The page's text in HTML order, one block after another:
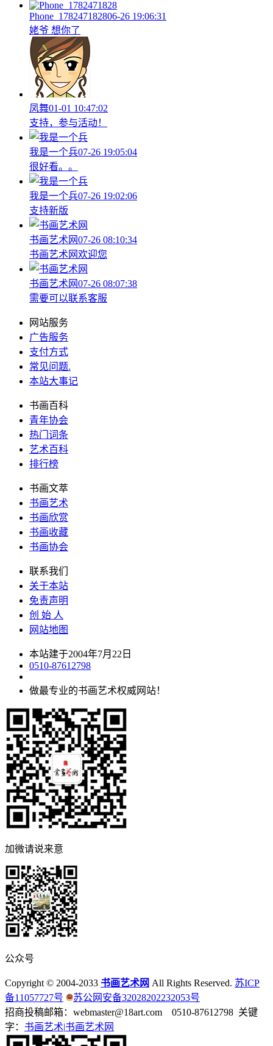
Phone_178247182806-26 19:06:31
姥爷 想你了
凤舞01-01 10:47:02
支持，参与活动！
我是一个兵07-26 19:05:04
很好看。。
我是一个兵07-26 19:02:06
支持新版
书画艺术网07-26 08:10:34
书画艺术网欢迎您
书画艺术网07-26 08:07:38
需要可以联系客服
网站服务
广告服务
支付方式
常见问题.
本站大事记
书画百科
青年协会
热门词条
艺术百科
排行榜
书画文萃
书画艺术
书画欣赏
书画收藏
书画协会
联系我们
关于本站
免责声明
创 始 人
网站地图
本站建于2004年7月22日
0510-87612798
做最专业的书画艺术权威网站！
加微请说来意
公众号
Copyright © 2004-2033 书画艺术网 All Rights Reserved. 苏ICP
备11057727号
苏公网安备32028202232053号
招商投稿邮箱：webmaster@18art.com 0510-87612798 关键
字： 书画艺术|书画艺术网